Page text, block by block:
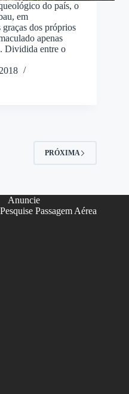
do país, o
em
dos próprios
apenas
Dividida entre o
PRÓXIMA
Anuncie
Passagem Aérea